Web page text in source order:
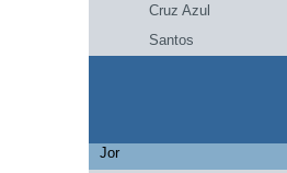
Cruz Azul
Santos
Jor